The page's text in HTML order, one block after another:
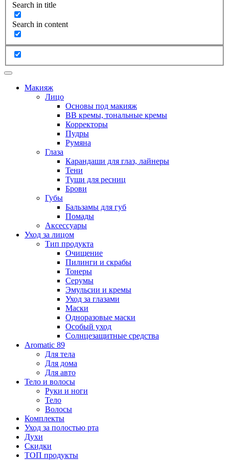
Search in title
Search in content
Макияж
Лицо
Основы под макияж
BB кремы, тональные кремы
Корректоры
Пудры
Румяна
Глаза
Карандаши для глаз, лайнеры
Тени
Туши для ресниц
Брови
Губы
Бальзамы для губ
Помады
Аксессуары
Уход за лицом
Тип продукта
Очищение
Пилинги и скрабы
Тонеры
Серумы
Эмульсии и кремы
Уход за глазами
Маски
Одноразовые маски
Особый уход
Солнцезащитные средства
Aromatic 89
Для тела
Для дома
Для авто
Тело и волосы
Руки и ноги
Тело
Волосы
Комплекты
Уход за полостью рта
Духи
Скидки
ТОП продукты